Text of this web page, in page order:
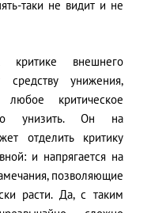
таки не видит и не
критике внешнего
унижения,
любое критическое
унизить. Он на
отделить критику
и напрягается на
позволяющие
расти. Да, с таким